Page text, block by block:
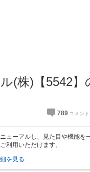
(株)【5542】
789
ューアルし、見た目や機能を
利用いただけます。
を見る